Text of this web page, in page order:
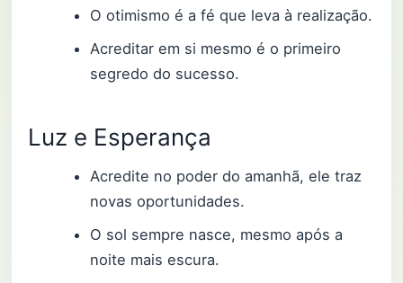
O otimismo é a fé que leva à realização.
Acreditar em si mesmo é o primeiro
segredo do sucesso.
Luz e Esperança
Acredite no poder do amanhã, ele traz
novas oportunidades.
O sol sempre nasce, mesmo após a
noite mais escura.